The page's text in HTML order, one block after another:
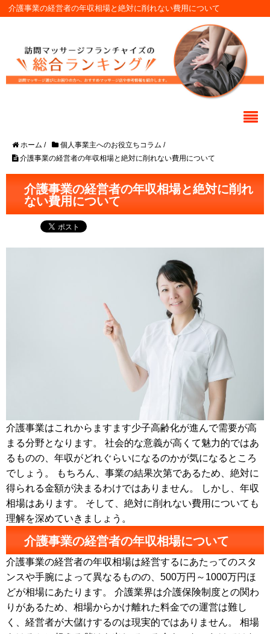
介護事業の経営者の年収相場と絶対に削れない費用について
ホーム / 個人事業主へのお役立ちコラム /
介護事業の経営者の年収相場と絶対に削れない費用について
介護事業の経営者の年収相場と絶対に削れ
ない費用について
介護事業はこれからますます少子高齢化が進んで需要が高
まる分野となります。 社会的な意義が高くて魅力的ではあ
るものの、年収がどれぐらいになるのかが気になるところ
でしょう。 もちろん、事業の結果次第であるため、絶対に
得られる金額が決まるわけではありません。 しかし、年収
相場はあります。 そして、絶対に削れない費用についても
理解を深めていきましょう。
介護事業の経営者の年収相場について
介護事業の経営者の年収相場は経営するにあたってのスタ
ンスや手腕によって異なるものの、500万円～1000万円ほ
どが相場にあたります。 介護業界は介護保険制度との関わ
りがあるため、相場からかけ離れた料金での運営は難し
く、経営者が大儲けするのは現実的ではありません。 相場